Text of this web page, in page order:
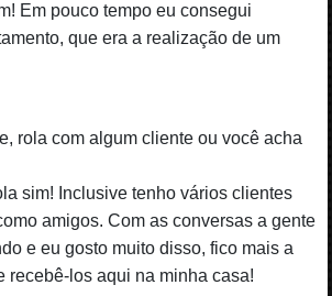
Em pouco tempo eu consegui
que era a realização de um
rola com algum cliente ou você acha
sim! Inclusive tenho vários clientes
amigos. Com as conversas a gente
e eu gosto muito disso, fico mais a
recebê-los aqui na minha casa!